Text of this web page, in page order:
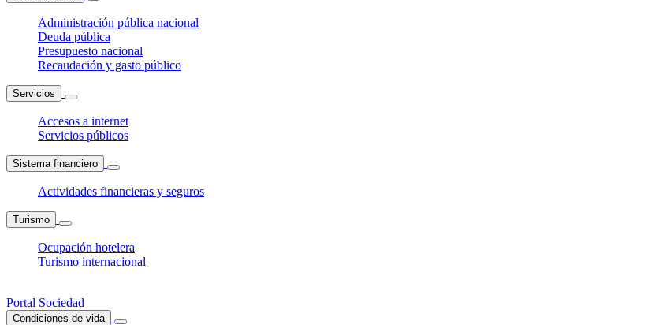
Administración pública nacional
Deuda pública
Presupuesto nacional
Recaudación y gasto público
Servicios
Accesos a internet
Servicios públicos
Sistema financiero
Actividades financieras y seguros
Turismo
Ocupación hotelera
Turismo internacional
Portal Sociedad
Condiciones de vida